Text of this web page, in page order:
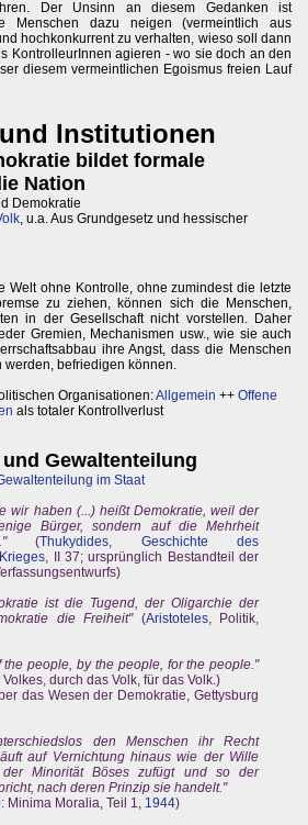
Der Unsinn an diesem Gedanken ist
Menschen dazu neigen (vermeintlich aus
hochkonkurrent zu verhalten, wieso soll dann
KontrolleurInnen agieren - wo sie doch an den
diesem vermeintlichen Egoismus freien Lauf
Institutionen
bildet formale
Nation
Demokratie
, u.a. Aus Grundgesetz und hessischer
Welt ohne Kontrolle, ohne zumindest die letzte
zu ziehen, können sich die Menschen,
in der Gesellschaft nicht vorstellen. Daher
Gremien, Mechanismen usw., wie sie auch
ihre Angst, dass die Menschen
werden, befriedigen können.
Organisationen:Allgemein ++ Offene
als totaler Kontrollverlust
Gewaltenteilung
im Staat
wir haben (...) heißt Demokratie, weil der
Bürger, sondern auf die Mehrheit
(Thukydides, Geschichte des
, II 37; ursprünglich Bestandteil der
ist die Tugend, der Oligarchie der
die Freiheit"(Aristoteles, Politik,
the people, by the people, for the people."
durch das Volk, für das Volk.)
das Wesen der Demokratie, Gettysburg
den Menschen ihr Recht
auf Vernichtung hinaus wie der Wille
Minorität Böses zufügt und so der
nach deren Prinzip sie handelt."
: Minima Moralia, Teil 1, 1944)